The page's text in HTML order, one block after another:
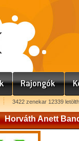
3422 zenekar 12339
Horváth Anett